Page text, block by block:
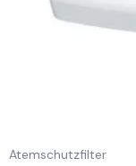
Atemschutzfilter